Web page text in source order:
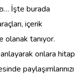
İşte burada
içerik
olanak tanıyor.
anlayarak onlara hitap
paylaşımlarınızı